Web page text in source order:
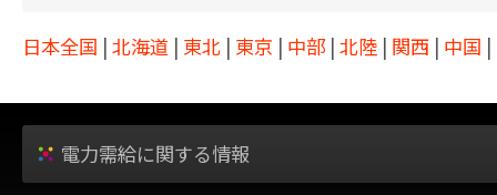
日本全国 | 北海道 | 東北 | 東京 | 中部 | 北陸 | 関西 | 中国 |
電力需給に関する情報